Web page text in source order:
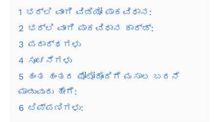
1 ಭರ್ಲಿ ವಾಂಗಿ ವಿಡಿಯೋ ಪಾಕವಿಧಾನ:
2 ಭರ್ಲಿ ವಾಂಗಿ ಪಾಕವಿಧಾನ ಕಾರ್ಡ್:
3 ಪದಾರ್ಥಗಳು
4 ಸೂಚನೆಗಳು
5 ಹಂತ ಹಂತದ ಫೋಟೋದೊಂದಿಗೆ ಮಸಾಲ ಬದನೆ
ಮಾಡುವುದು ಹೇಗೆ:
6 ಟಿಪ್ಪಣಿಗಳು: